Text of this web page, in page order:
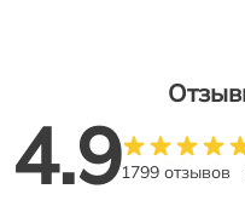
4.91799 отзывов